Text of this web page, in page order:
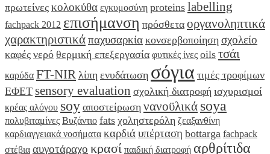
πρωτείνες κολοκύθα εγκυμοσύνη proteins labelling
fachpack 2012 επισήμανση πρόσθετα οργανοληπτικά
χαρακτηριστικάπαχυσαρκία κονσερβοποίηση σχολείο
καφές νερό θερμική επεξεργασία φυτικές ίνες oils τσάι
καρύδα FT-NIR λίπη ενυδάτωση σόγια τιμές τροφίμων
ΕΦΕΤ sensory evaluation σχολική διατροφή ισχυρισμοί
κρέας αλόγου soy αποστείρωση νανοϋλικά soya
πολυβιταμίνες Βυζάντιο fats χοληστερόλη ζεαξανθίνη
καρδιαγγειακά νοσήματα καρδιάυπέρταση bottarga fachpack
στέβια αυγοτάραχο κρασί παιδική διατροφή αρθρίτιδα